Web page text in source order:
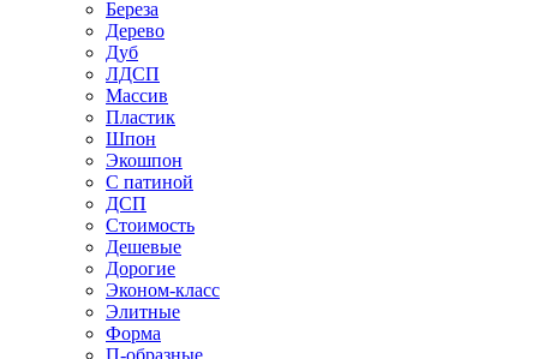
Береза
Дерево
Дуб
ЛДСП
Массив
Пластик
Шпон
Экошпон
С патиной
ДСП
Стоимость
Дешевые
Дорогие
Эконом-класс
Элитные
Форма
П-образные